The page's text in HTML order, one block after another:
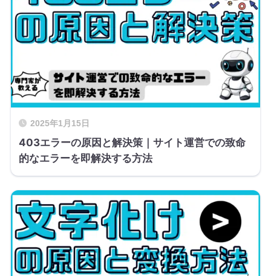
2025年1月15日
403エラーの原因と解決策｜サイト運営での致命
的なエラーを即解決する方法